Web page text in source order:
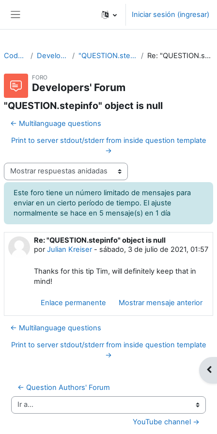
Iniciar sesión (ingresar)
CodeRunner Developers' Forum "QUESTION.stepinfo" object is null Re: "QUESTION.stepinfo" object is null
FORO
Developers' Forum
"QUESTION.stepinfo" object is null
← Multilanguage questions
Print to server stdout/stderr from inside question template
→
Modo de visualización
Este foro tiene un número limitado de mensajes para
enviar en un cierto período de tiempo. El ajuste
normalmente se hace en 5 mensaje(s) en 1 día
Re: "QUESTION.stepinfo" object is null
porJulian Kreiser- sábado, 3 de julio de 2021, 01:57
Número de respuestas: 0
Thanks for this tip Tim, will definitely keep that in
mind!
Enlace permanente Mostrar mensaje anterior
← Multilanguage questions
Print to server stdout/stderr from inside question template
→
← Question Authors' Forum
Ir a...
YouTube channel →